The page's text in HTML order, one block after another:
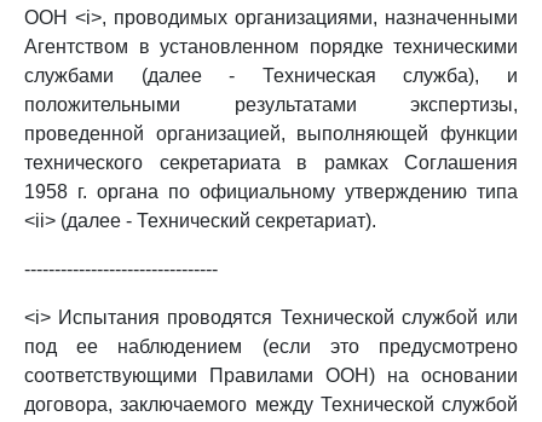
ООН <i>, проводимых организациями, назначенными
Агентством в установленном порядке техническими
службами (далее - Техническая служба), и
положительными результатами экспертизы,
проведенной организацией, выполняющей функции
технического секретариата в рамках Соглашения
1958 г. органа по официальному утверждению типа
<ii> (далее - Технический секретариат).
--------------------------------
<i> Испытания проводятся Технической службой или
под ее наблюдением (если это предусмотрено
соответствующими Правилами ООН) на основании
договора, заключаемого между Технической службой